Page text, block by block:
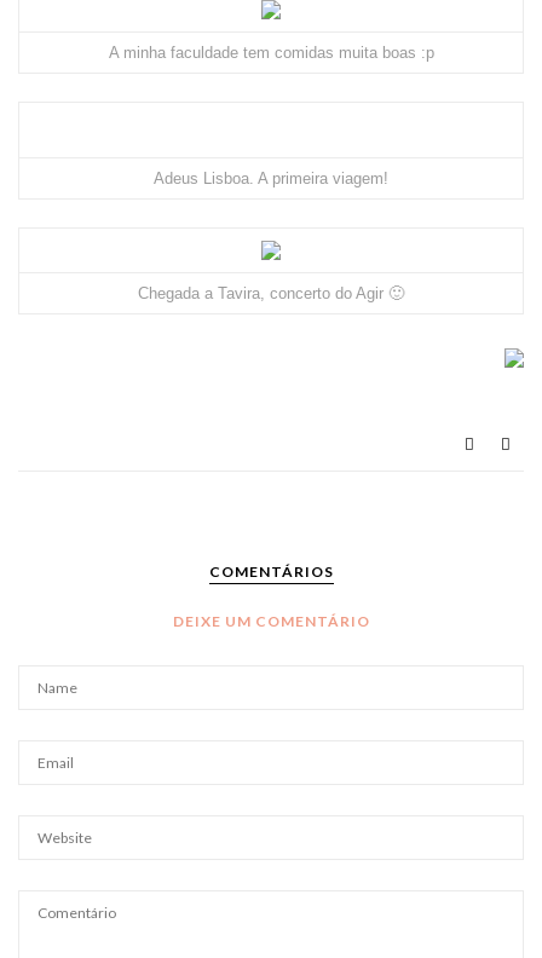
A minha faculdade tem comidas muita boas :p
Adeus Lisboa. A primeira viagem!
Chegada a Tavira, concerto do Agir 🙂
COMENTÁRIOS
DEIXE UM COMENTÁRIO